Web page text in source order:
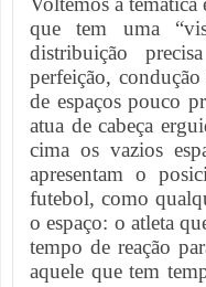
que tem uma
distribuição
perfeição,
de espaços pouco
atua de cabeça
cima os vazios
apresentam o
futebol, como
o espaço: o atleta
tempo de reação
aquele que tem